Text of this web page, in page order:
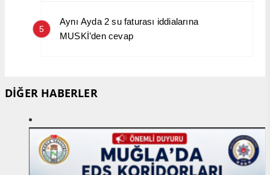
5
Aynı Ayda 2 su faturası iddialarına
MUSKİ’den cevap
DİĞER HABERLER